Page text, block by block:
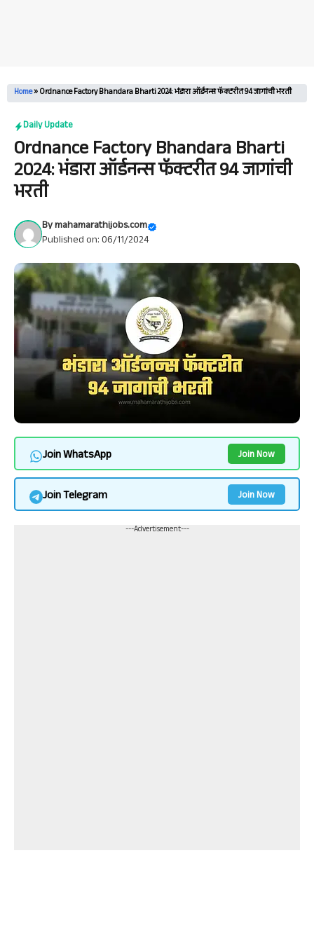
Home»Ordnance Factory Bhandara Bharti 2024: भंडारा ऑर्डनन्स फॅक्टरीत 94 जागांची भरती
Daily Update
Ordnance Factory Bhandara Bharti
2024: भंडारा ऑर्डनन्स फॅक्टरीत 94 जागांची
भरती
Bymahamarathijobs.com
Published on: 06/11/2024
Join WhatsApp Join Now
Join Telegram Join Now
---Advertisement---